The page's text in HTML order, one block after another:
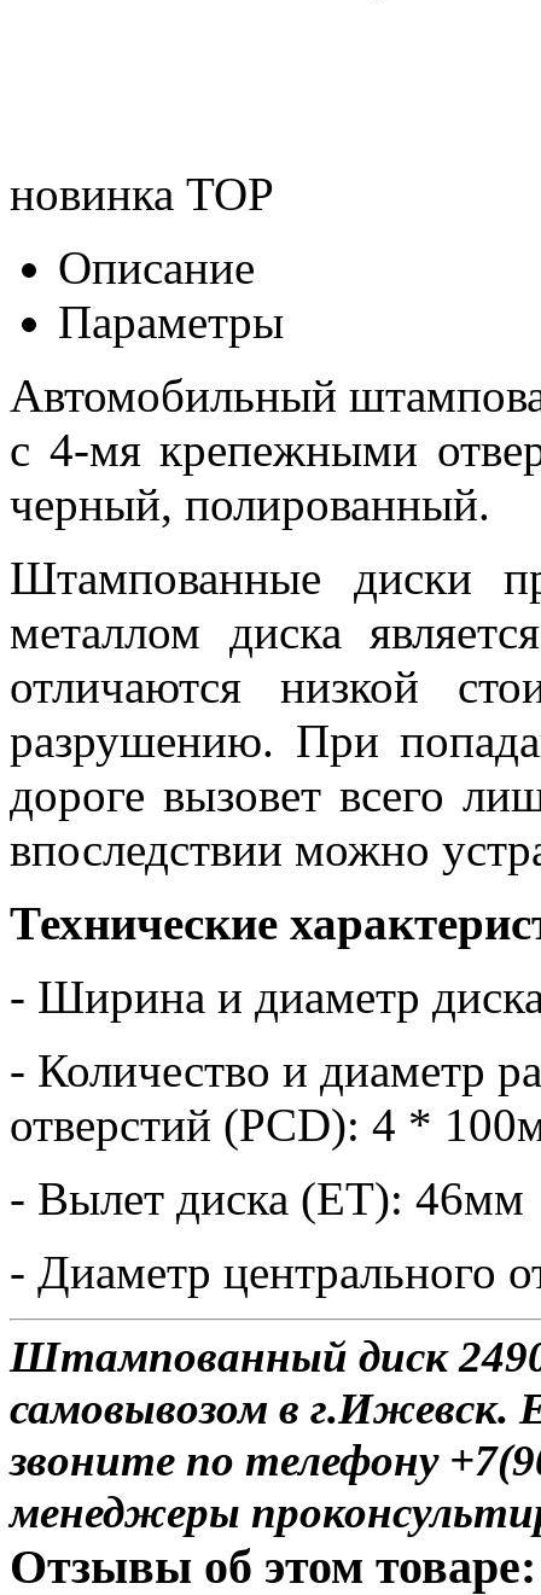
новинка TOP
Описание
Параметры
Автомобильный
с 4-мя крепежными
черный, полированный.
Штампованные диски
металлом диска
отличаются низкой
разрушению. При
дороге вызовет всего
впоследствии можно
Технические
- Ширина и диаметр
- Количество и диаметр
отверстий (PCD): 4 *
- Вылет диска (ET): 46мм
- Диаметр центрального
Штампованный диск
самовывозом в г.Ижевск.
звоните по телефону
менеджеры
Отзывы об этом товаре: